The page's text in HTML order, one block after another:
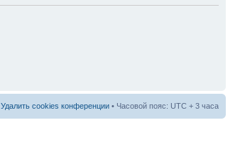
Удалить cookies конференции • Часовой пояс: UTC + 3 часа